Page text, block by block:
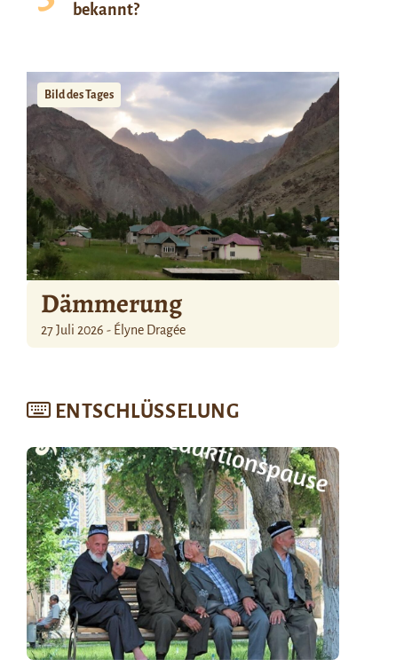
bekannt?
Bild des Tages
Dämmerung
27 Juli 2026 - Élyne Dragée
ENTSCHLÜSSELUNG